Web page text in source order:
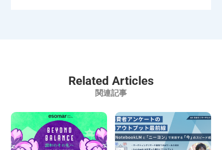
Related Articles
関連記事